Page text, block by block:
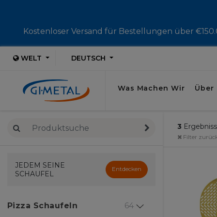
Kostenloser Versand für Bestellungen über
WELT DEUTSCH
Was Machen Wir Über
JEDEM SEINE
SCHAUFEL
Entdecken
Pizza Schaufeln 64
3
Filter